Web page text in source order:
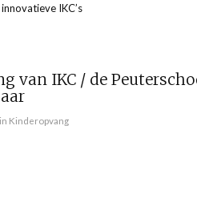
IKC’s
van IKC / de
in Kinderopvang